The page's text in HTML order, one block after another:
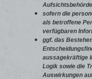
sofern die
als betroffene
verfügbaren
ggf. das
aussagekräftige
Logik sowie die
Auswirkungen